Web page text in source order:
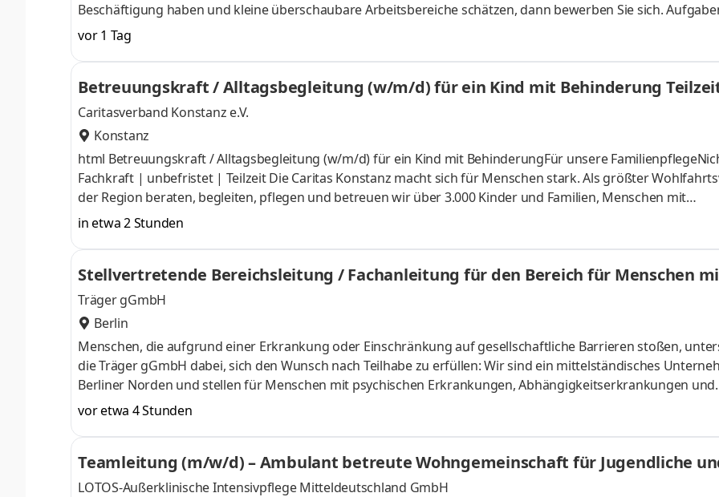
Beschäftigung haben und kleine überschaubare Arbeitsbereiche schätzen, dann bewerben Sie sich.
suchen eine weitere Gruppenleitung (Vollzeit) für die Führung, Betreuung und Anleitung einer Kleingruppe
Mitarbeitern mit BehinderungWir suchen zusätzlich MitarbeiterInnen mit sogenanntem Werkstattstatus (volle
Erwerbsminderung) und abgeschlossenem Berufsbildungsbereich (BBB)Profil Als GruppenleiterIn sollten
Idealfall eine Ausbildung im Garten- und L
vor 1 Tag
Betreuungskraft / Alltagsbegleitung (w/m/d) für ein Kind mit Behinderung
Caritasverband Konstanz e.V.
Konstanz
html Betreuungskraft / Alltagsbegleitung (w/m/d) für ein Kind mit BehinderungFür unsere FamilienpflegeNicht-
Fachkraft | unbefristet | Teilzeit Die Caritas Konstanz macht sich für Menschen stark. Als größter Wohlfahrtsverband
der Region beraten, begleiten, pflegen und betreuen wir über 3.000 Kinder und Familien, Menschen mit
Beeinträchtigungen, Behinderungen oder in sozialen Notlagen sowie pflegebedürftige Senioren. Dieser
in etwa 2 Stunden
Stellvertretende Bereichsleitung / Fachanleitung für den Bereich für Menschen
tigen Behinderung (w/m/d)
Träger gGmbH
Berlin
Menschen, die aufgrund einer Erkrankung oder Einschränkung auf gesellschaftliche Barrieren stoßen,
die Träger gGmbH dabei, sich den Wunsch nach Teilhabe zu erfüllen: Wir sind ein mittelständisches
Berliner Norden und stellen für Menschen mit psychischen Erkrankungen, Abhängigkeitserkrankungen und
Menschen mit einer sogenannten geistigen Behinderung Wohn- und Assistenzangebote in Reinickendorf zur
zur Seite. Zur Verstärkung unseres Leitungsteams suchen wir eine engagierte stellvertretende
sofort. Die Stelle umfasst 75% der Regelarbei
vor etwa 4 Stunden
Teamleitung (m/w/d) – Ambulant betreute Wohngemeinschaft für Jugendliche
Behinderung und Autismus
LOTOS-Außerklinische Intensivpflege Mitteldeutschland GmbH